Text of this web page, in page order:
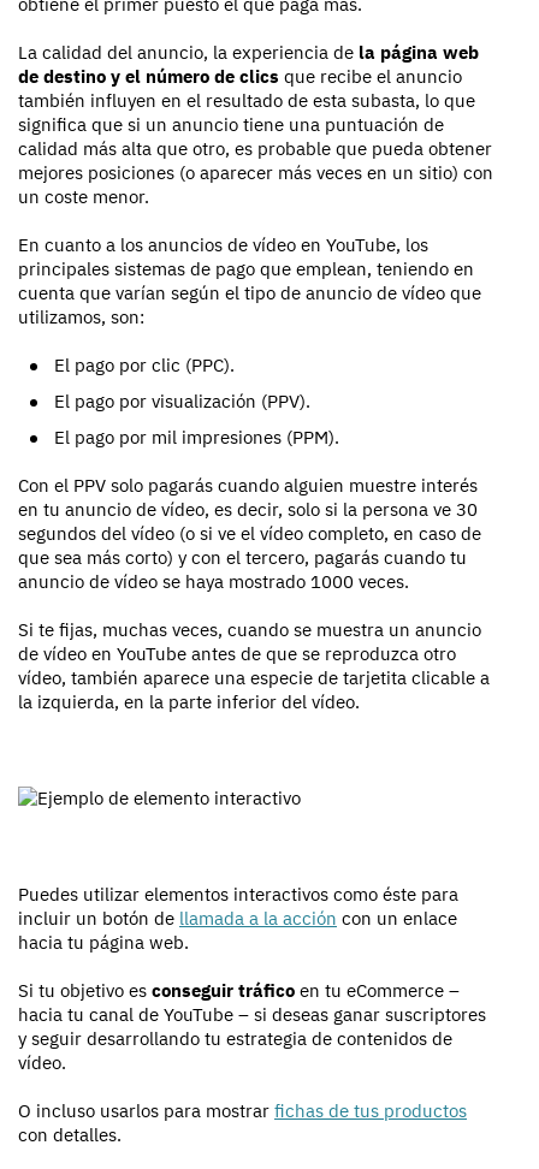
La calidad del anuncio, la experiencia de la página web
de destino y el número de clics que recibe el anuncio
también influyen en el resultado de esta subasta, lo que
significa que si un anuncio tiene una puntuación de
calidad más alta que otro, es probable que pueda obtener
mejores posiciones (o aparecer más veces en un sitio) con
un coste menor.
En cuanto a los anuncios de vídeo en YouTube, los
principales sistemas de pago que emplean, teniendo en
cuenta que varían según el tipo de anuncio de vídeo que
utilizamos, son:
El pago por clic (PPC).
El pago por visualización (PPV).
El pago por mil impresiones (PPM).
Con el PPV solo pagarás cuando alguien muestre interés
en tu anuncio de vídeo, es decir, solo si la persona ve 30
segundos del vídeo (o si ve el vídeo completo, en caso de
que sea más corto) y con el tercero, pagarás cuando tu
anuncio de vídeo se haya mostrado 1000 veces.
Si te fijas, muchas veces, cuando se muestra un anuncio
de vídeo en YouTube antes de que se reproduzca otro
vídeo, también aparece una especie de tarjetita clicable a
la izquierda, en la parte inferior del vídeo.
Puedes utilizar elementos interactivos como éste para
incluir un botón de llamada a la acción con un enlace
hacia tu página web.
Si tu objetivo es conseguir tráfico en tu eCommerce –
hacia tu canal de YouTube – si deseas ganar suscriptores
y seguir desarrollando tu estrategia de contenidos de
vídeo.
O incluso usarlos para mostrar fichas de tus productos
con detalles.